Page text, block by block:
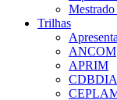
Trilhas
ANCOM
APRIM
CDBDIA